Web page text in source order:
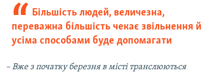
Більшість людей, величезна,
переважна більшість чекає звільнення й
усіма способами буде допомагати
– Вже з початку березня в місті транслюються